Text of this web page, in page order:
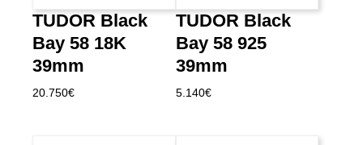
TUDOR Black
Bay 58 18K
39mm
20.750€
TUDOR Black
Bay 58 925
39mm
5.140€